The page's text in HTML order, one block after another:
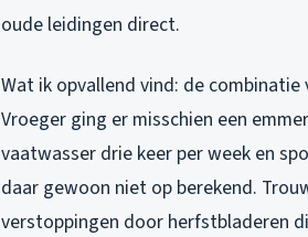
oude leidingen direct.
Wat ik opvallend vind: de
Vroeger ging er misschien een
vaatwasser drie keer per week en
daar gewoon niet op berekend.
verstoppingen door herfstbladeren